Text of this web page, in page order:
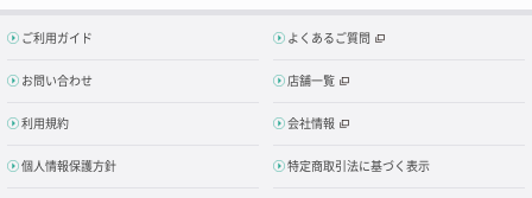
ご利用ガイド よくあるご質問
お問い合わせ 店舗一覧
利用規約 会社情報
個人情報保護方針 特定商取引法に基づく表示